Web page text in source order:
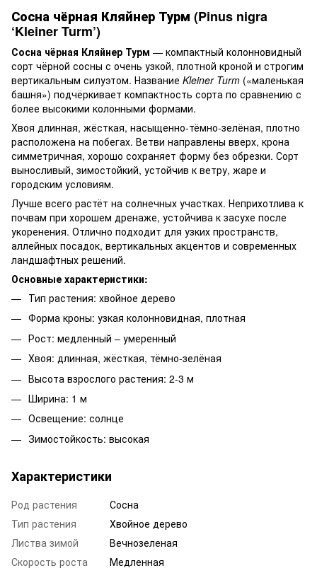
Сосна чёрная Кляйнер Турм (Pinus nigra
‘Kleiner Turm’)
Сосна чёрная Кляйнер Турм — компактный колонновидный
сорт чёрной сосны с очень узкой, плотной кроной и строгим
вертикальным силуэтом. Название Kleiner Turm («маленькая
башня») подчёркивает компактность сорта по сравнению с
более высокими колонными формами.
Хвоя длинная, жёсткая, насыщенно-тёмно-зелёная, плотно
расположена на побегах. Ветви направлены вверх, крона
симметричная, хорошо сохраняет форму без обрезки. Сорт
выносливый, зимостойкий, устойчив к ветру, жаре и
городским условиям.
Лучше всего растёт на солнечных участках. Неприхотлива к
почвам при хорошем дренаже, устойчива к засухе после
укоренения. Отлично подходит для узких пространств,
аллейных посадок, вертикальных акцентов и современных
ландшафтных решений.
Основные характеристики:
Тип растения: хвойное дерево
Форма кроны: узкая колонновидная, плотная
Рост: медленный – умеренный
Хвоя: длинная, жёсткая, тёмно-зелёная
Высота взрослого растения: 2-3 м
Ширина: 1 м
Освещение: солнце
Зимостойкость: высокая
Характеристики
Род растения
Сосна
Тип растения
Хвойное дерево
Листва зимой
Вечнозеленая
Скорость роста
Медленная